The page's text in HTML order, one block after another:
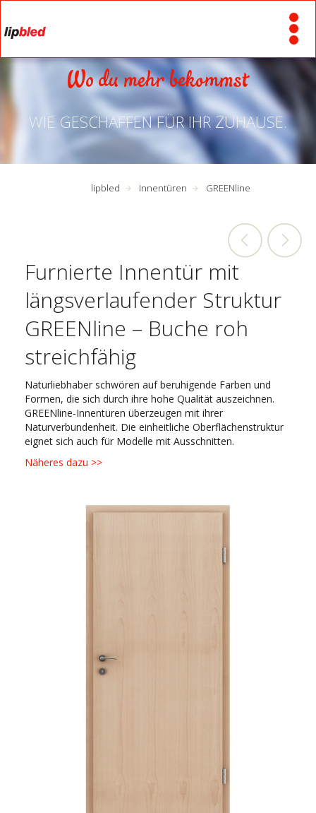
Wo du mehr bekommst
WIE GESCHAFFEN FÜR IHR ZUHAUSE.
lipbled Innentüren GREENline
Furnierte Innentür mit
längsverlaufender Struktur
GREENline – Buche roh
streichfähig
Naturliebhaber schwören auf beruhigende Farben und
Formen, die sich durch ihre hohe Qualität auszeichnen.
GREENline-Innentüren überzeugen mit ihrer
Naturverbundenheit. Die einheitliche Oberflächenstruktur
eignet sich auch für Modelle mit Ausschnitten.
Näheres dazu >>